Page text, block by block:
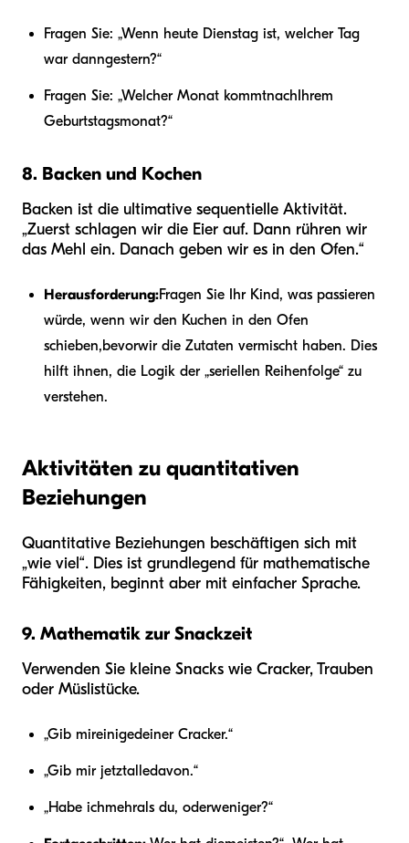
Fragen Sie: „Wenn heute Dienstag ist, welcher Tag
war danngestern?“
Fragen Sie: „Welcher Monat kommtnach Ihrem
Geburtstagsmonat?“
8. Backen und Kochen
Backen ist die ultimative sequentielle Aktivität.
„Zuerst schlagen wir die Eier auf. Dann rühren wir
das Mehl ein. Danach geben wir es in den Ofen.“
Herausforderung:Fragen Sie Ihr Kind, was passieren
würde, wenn wir den Kuchen in den Ofen
schieben,bevorwir die Zutaten vermischt haben. Dies
hilft ihnen, die Logik der „seriellen Reihenfolge“ zu
verstehen.
Aktivitäten zu quantitativen
Beziehungen
Quantitative Beziehungen beschäftigen sich mit
„wie viel“. Dies ist grundlegend für mathematische
Fähigkeiten, beginnt aber mit einfacher Sprache.
9. Mathematik zur Snackzeit
Verwenden Sie kleine Snacks wie Cracker, Trauben
oder Müslistücke.
„Gib mireinigedeiner Cracker.“
„Gib mir jetztalledavon.“
„Habe ichmehrals du, oderweniger?“